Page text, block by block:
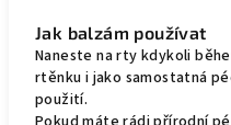
Jak balzám používat
Naneste na rty kdykoli
rtěnku i jako samostatná
použití.